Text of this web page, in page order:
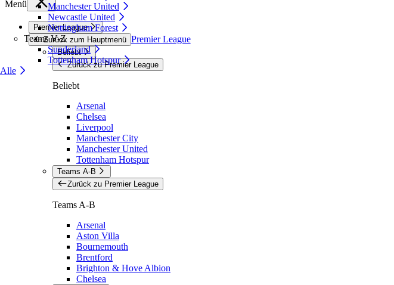
Manchester United
Newcastle United
Nottingham Forest
Teams V-Z
Sunderland
Tottenham Hotspur
Alle
Menü
Premier League
Zurück zum Hauptmenü Premier League
Beliebt
Zurück zu Premier League
Beliebt
Arsenal
Chelsea
Liverpool
Manchester City
Manchester United
Tottenham Hotspur
Teams A-B
Zurück zu Premier League
Teams A-B
Arsenal
Aston Villa
Bournemouth
Brentford
Brighton & Hove Albion
Chelsea